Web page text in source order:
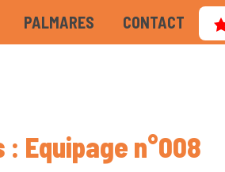
PALMARES CONTACT
Equipage n°008